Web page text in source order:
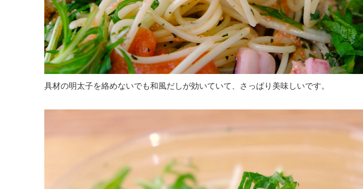
具材の明太子を絡めないでも和風だしが効いていて、さっぱり美味しいです。